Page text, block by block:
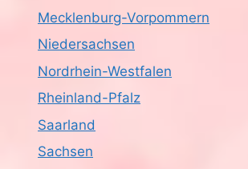
Mecklenburg-Vorpommern
Niedersachsen
Nordrhein-Westfalen
Rheinland-Pfalz
Saarland
Sachsen